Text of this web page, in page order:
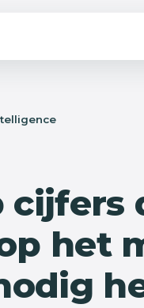
op die jouw organisatie
aanpak
cijfers
het